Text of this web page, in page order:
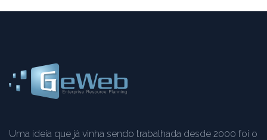
Uma ideia que já vinha sendo trabalhada desde 2000 foi o